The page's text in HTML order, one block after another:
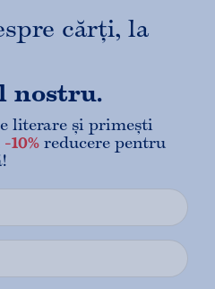
cărți, la
nostru.
literare și primești
10% reducere pentru